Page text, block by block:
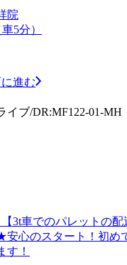
院
5分）
進む
イブ/DR:MF122-01-MH
3t車でのパレットの
心のスタート！初め
す！